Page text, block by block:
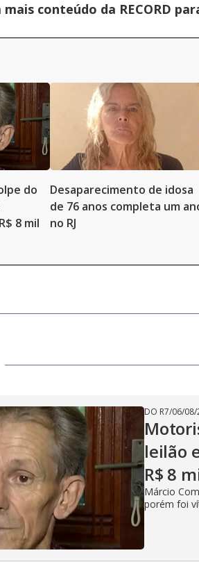
conteúdo da RECORD
do
8 mil
Desaparecimento de idosa
de 76 anos completa um
no RJ
DO R7/06/
leilão
R$ 8
Márcio
porém foi